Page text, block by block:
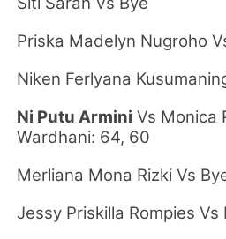
Priska Madelyn Nugroho
Niken Ferlyana
Ni Putu Armini Vs Monica
Wardhani: 64, 60
Merliana Mona Rizki Vs
Jessy Priskilla Rompies Vs